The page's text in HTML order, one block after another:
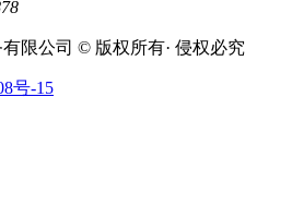
限公司 © 版权所有· 侵权必究
号-15